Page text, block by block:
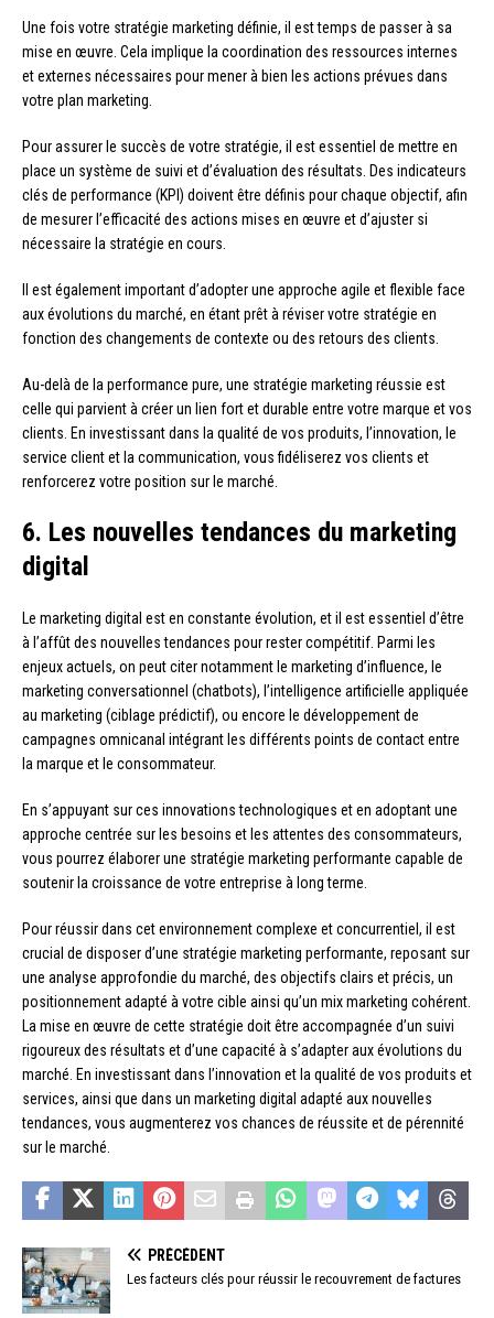
Une fois votre stratégie marketing définie, il est temps de passer à sa
mise en œuvre. Cela implique la coordination des ressources internes
et externes nécessaires pour mener à bien les actions prévues dans
votre plan marketing.
Pour assurer le succès de votre stratégie, il est essentiel de mettre en
place un système de suivi et d’évaluation des résultats. Des indicateurs
clés de performance (KPI) doivent être définis pour chaque objectif, afin
de mesurer l’efficacité des actions mises en œuvre et d’ajuster si
nécessaire la stratégie en cours.
Il est également important d’adopter une approche agile et flexible face
aux évolutions du marché, en étant prêt à réviser votre stratégie en
fonction des changements de contexte ou des retours des clients.
Au-delà de la performance pure, une stratégie marketing réussie est
celle qui parvient à créer un lien fort et durable entre votre marque et vos
clients. En investissant dans la qualité de vos produits, l’innovation, le
service client et la communication, vous fidéliserez vos clients et
renforcerez votre position sur le marché.
6. Les nouvelles tendances du marketing
digital
Le marketing digital est en constante évolution, et il est essentiel d’être
à l’affût des nouvelles tendances pour rester compétitif. Parmi les
enjeux actuels, on peut citer notamment le marketing d’influence, le
marketing conversationnel (chatbots), l’intelligence artificielle appliquée
au marketing (ciblage prédictif), ou encore le développement de
campagnes omnicanal intégrant les différents points de contact entre
la marque et le consommateur.
En s’appuyant sur ces innovations technologiques et en adoptant une
approche centrée sur les besoins et les attentes des consommateurs,
vous pourrez élaborer une stratégie marketing performante capable de
soutenir la croissance de votre entreprise à long terme.
Pour réussir dans cet environnement complexe et concurrentiel, il est
crucial de disposer d’une stratégie marketing performante, reposant sur
une analyse approfondie du marché, des objectifs clairs et précis, un
positionnement adapté à votre cible ainsi qu’un mix marketing cohérent.
La mise en œuvre de cette stratégie doit être accompagnée d’un suivi
rigoureux des résultats et d’une capacité à s’adapter aux évolutions du
marché. En investissant dans l’innovation et la qualité de vos produits et
services, ainsi que dans un marketing digital adapté aux nouvelles
tendances, vous augmenterez vos chances de réussite et de pérennité
sur le marché.
PRÉCÉDENT
Les facteurs clés pour réussir le recouvrement de factures